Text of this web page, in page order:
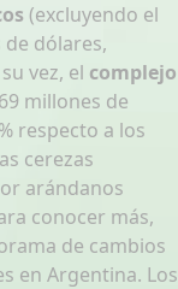
(excluyendo el
dólares,
vez, el complejo
millones de
respecto a los
cerezas
arándanos
conocer más,
de cambios
en Argentina. Los